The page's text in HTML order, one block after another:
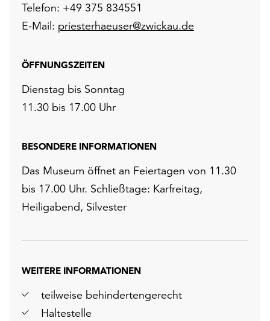
Telefon: +49 375 834551
E-Mail: priesterhaeuser@zwickau.de
ÖFFNUNGSZEITEN
Dienstag bis Sonntag
11.30 bis 17.00 Uhr
BESONDERE INFORMATIONEN
Das Museum öffnet an Feiertagen von 11.30
bis 17.00 Uhr. Schließtage: Karfreitag,
Heiligabend, Silvester
WEITERE INFORMATIONEN
teilweise behindertengerecht
Haltestelle